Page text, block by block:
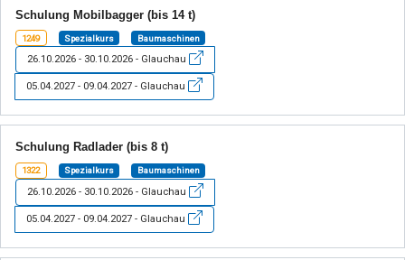
Schulung Mobilbagger (bis 14 t)
1249 Spezialkurs Baumaschinen
26.10.2026 - 30.10.2026 - Glauchau
05.04.2027 - 09.04.2027 - Glauchau
Schulung Radlader (bis 8 t)
1322 Spezialkurs Baumaschinen
26.10.2026 - 30.10.2026 - Glauchau
05.04.2027 - 09.04.2027 - Glauchau